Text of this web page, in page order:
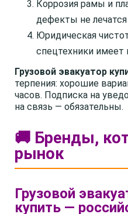
Коррозия рамы и
дефекты не лечатся
Юридическая
спецтехники
Грузовой эвакуатор
терпения: хорошие
часов. Подписка на
на связь — обязательны.
🚚 Бренды,
рынок
Грузовой
купить —